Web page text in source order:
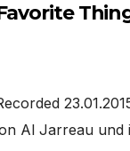
Al Jarreau und